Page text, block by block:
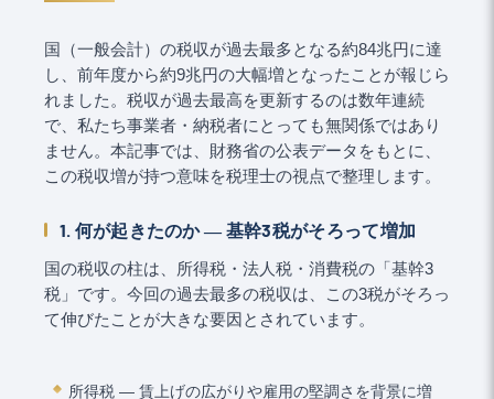
国（一般会計）の税収が過去最多となる約84兆円に達
し、前年度から約9兆円の大幅増となったことが報じら
れました。税収が過去最高を更新するのは数年連続
で、私たち事業者・納税者にとっても無関係ではあり
ません。本記事では、財務省の公表データをもとに、
この税収増が持つ意味を税理士の視点で整理します。
1. 何が起きたのか ― 基幹3税がそろって増加
国の税収の柱は、所得税・法人税・消費税の「基幹3
税」です。今回の過去最多の税収は、この3税がそろっ
て伸びたことが大きな要因とされています。
所得税 ― 賃上げの広がりや雇用の堅調さを背景に増